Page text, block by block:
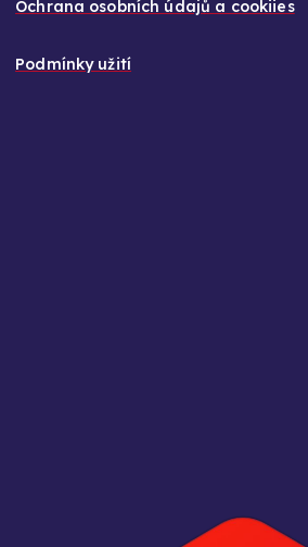
Ochrana osobních údajů a cookiies
Podmínky užití